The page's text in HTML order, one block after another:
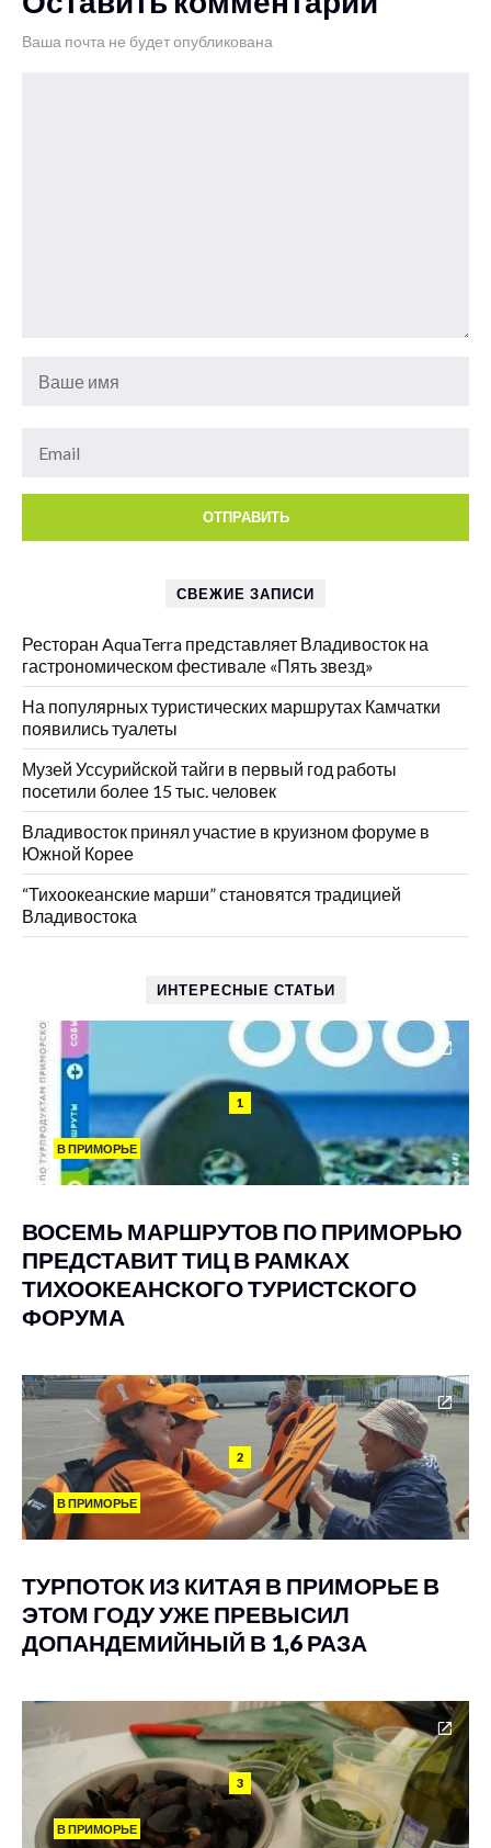
Ваша почта не будет опубликована
СВЕЖИЕ ЗАПИСИ
Ресторан AquaTerra представляет Владивосток на
гастрономическом фестивале «Пять звезд»
На популярных туристических маршрутах Камчатки
появились туалеты
Музей Уссурийской тайги в первый год работы
посетили более 15 тыс. человек
Владивосток принял участие в круизном форуме в
Южной Корее
“Тихоокеанские марши” становятся традицией
Владивостока
ИНТЕРЕСНЫЕ СТАТЬИ
1
В ПРИМОРЬЕ
ВОСЕМЬ МАРШРУТОВ ПО ПРИМОРЬЮ
ПРЕДСТАВИТ ТИЦ В РАМКАХ
ТИХООКЕАНСКОГО ТУРИСТСКОГО
ФОРУМА
2
В ПРИМОРЬЕ
ТУРПОТОК ИЗ КИТАЯ В ПРИМОРЬЕ В
ЭТОМ ГОДУ УЖЕ ПРЕВЫСИЛ
ДОПАНДЕМИЙНЫЙ В 1,6 РАЗА
3
В ПРИМОРЬЕ